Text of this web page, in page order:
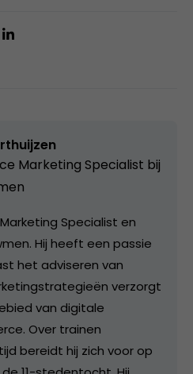
Marketing Specialist bij
Specialist en
Hij heeft een passie
het adviseren van
verzorgt
van digitale
Over trainen
bereidt hij zich voor op